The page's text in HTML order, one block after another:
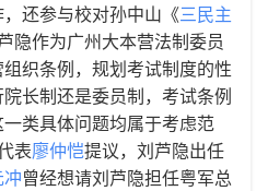
还参与校对孙中山《三民主
隐作为广州大本营法制委员
织条例，规划考试制度的性
长制还是委员制，考试条例
类具体问题均属于考虑范
表廖仲恺提议，刘芦隐出任
曾经想请刘芦隐担任粤军总